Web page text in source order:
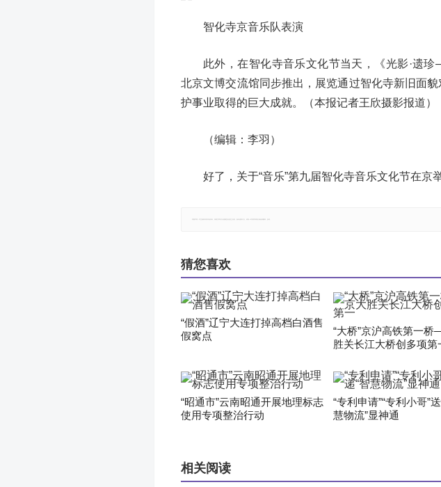
智化寺京音乐队表演
此外，在智化寺音乐文化节当天，《光影·遗
北京文博交流馆同步推出，展览通过智化寺新旧面
护事业取得的巨大成就。（本报记者王欣摄影报道）
（编辑：李羽）
好了，关于“音乐”第九届智化寺音乐文化节在京
猜您喜欢
“假酒”辽宁大连打掉高档白酒售
假窝点
“大桥”京沪高铁第一
胜关长江大桥创多项第
“昭通市”云南昭通开展地理标志
使用专项整治行动
“专利申请”“专利小哥”
慧物流”显神通
相关阅读